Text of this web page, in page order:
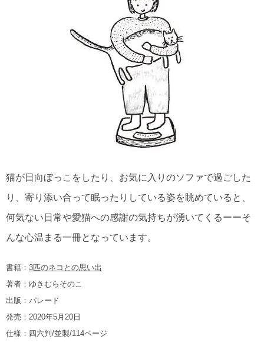
猫が日向ぼっこをしたり、お気に入りのソファで過ごした
り、寄り添い合って眠ったりしている姿を眺めていると、
何気ない日常や愛猫への感謝の気持ちが湧いてくるーーそ
んな心温まる一冊となっています。
書籍： 3匹のネコとの思い出
著者：ゆきむらそのこ
出版：パレード
発売：2020年5月20日
仕様：四六判/並製/114ページ